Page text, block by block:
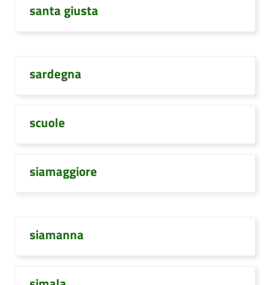
santa giusta
sardegna
scuole
siamaggiore
siamanna